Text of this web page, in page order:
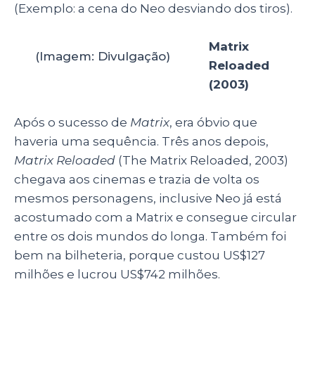
(Exemplo: a cena do Neo desviando dos tiros).
(Imagem: Divulgação)
Matrix
Reloaded
(2003)
Após o sucesso de Matrix, era óbvio que
haveria uma sequência. Três anos depois,
Matrix Reloaded (The Matrix Reloaded, 2003)
chegava aos cinemas e trazia de volta os
mesmos personagens, inclusive Neo já está
acostumado com a Matrix e consegue circular
entre os dois mundos do longa. Também foi
bem na bilheteria, porque custou US$127
milhões e lucrou US$742 milhões.